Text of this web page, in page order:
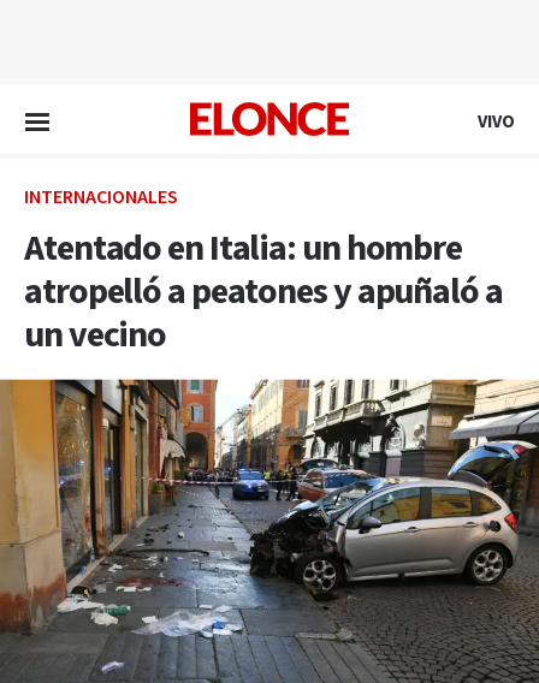
VIVO
INTERNACIONALES
Atentado en Italia: un hombre
atropelló a peatones y apuñaló a
un vecino